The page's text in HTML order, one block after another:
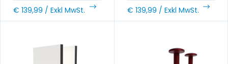
€ 139,99 / Exkl MwSt. € 139,99 / Exkl MwSt.